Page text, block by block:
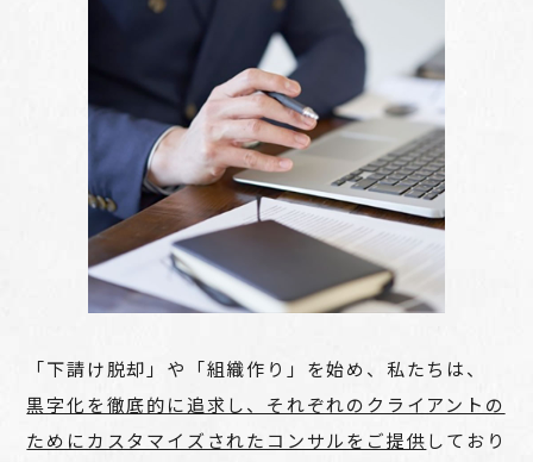
「下請け脱却」や「組織作り」を始め、私たちは、
黒字化を徹底的に追求し、それぞれのクライアントの
ためにカスタマイズされたコンサルをご提供しており